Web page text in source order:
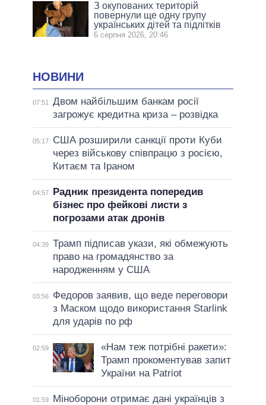
З окупованих територій
повернули ще одну групу
українських дітей та підлітків
6 серпня 2026, 20:46
НОВИНИ
07:51
Двом найбільшим банкам росії
загрожує кредитна криза – розвідка
05:17
США розширили санкції проти Куби
через військову співпрацю з росією,
Китаєм та Іраном
04:57
Радник президента попередив
бізнес про фейкові листи з
погрозами атак дронів
04:39 Трамп підписав укази, які обмежують
право на громадянство за
народженням у США
03:56
Федоров заявив, що веде переговори
з Маском щодо використання Starlink
для ударів по рф
02:59
«Нам теж потрібні ракети»:
Трамп прокоментував запит
України на Patriot
01:59
Міноборони отримає дані українців з